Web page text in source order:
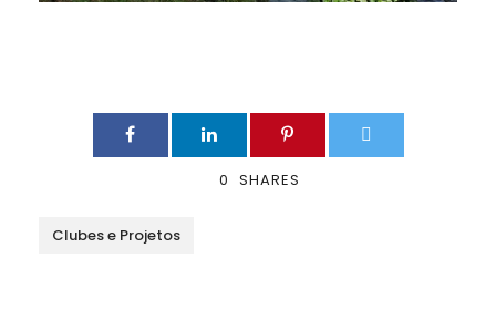
0 SHARES
Clubes e Projetos